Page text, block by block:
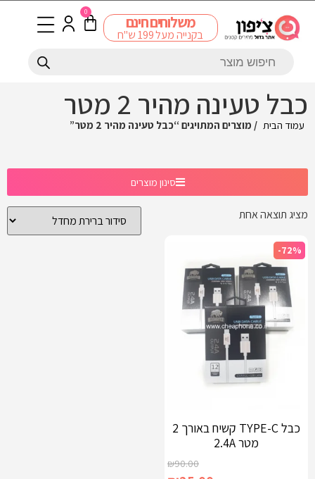
משלוחים חינם
בקנייה מעל 199 ש"ח
0
כבל טעינה מהיר 2 מטר
עמוד הבית / מוצרים המתויגים “כבל טעינה מהיר 2 מטר”
סינון מוצרים
מציג תוצאה אחת
-72%
כבל TYPE-C קשיח באורך 2
מטר 2.4A
₪90.00